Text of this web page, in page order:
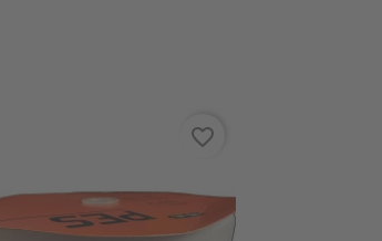
favorite_border